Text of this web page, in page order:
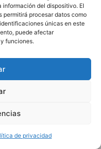
del dispositivo. El
permitirá procesar datos como
únicas en este
puede afectar
funciones.
de privacidad